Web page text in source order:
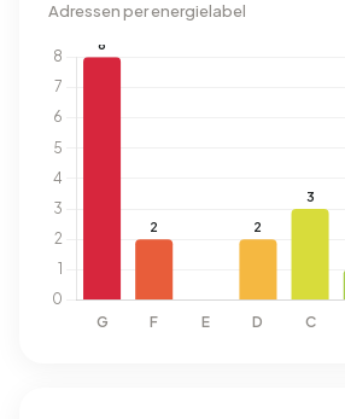
Adressen per energielabel